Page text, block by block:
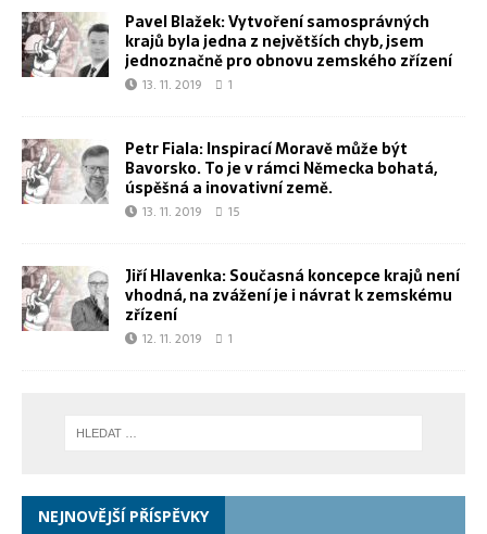
Pavel Blažek: Vytvoření samosprávných
krajů byla jedna z největších chyb, jsem
jednoznačně pro obnovu zemského zřízení
13. 11. 2019 1
Petr Fiala: Inspirací Moravě může být
Bavorsko. To je v rámci Německa bohatá,
úspěšná a inovativní země.
13. 11. 2019 15
Jiří Hlavenka: Současná koncepce krajů není
vhodná, na zvážení je i návrat k zemskému
zřízení
12. 11. 2019 1
NEJNOVĚJŠÍ PŘÍSPĚVKY